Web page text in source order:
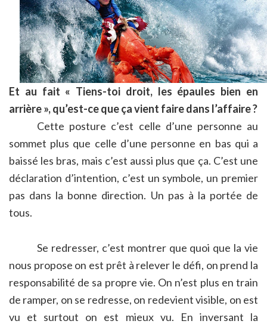
Et au fait « Tiens-toi droit, les épaules bien en
arrière », qu’est-ce que ça vient faire dans l’affaire ?
Cette posture c’est celle d’une personne au
sommet plus que celle d’une personne en bas qui a
baissé les bras, mais c’est aussi plus que ça. C’est une
déclaration d’intention, c’est un symbole, un premier
pas dans la bonne direction. Un pas à la portée de
tous.
Se redresser, c’est montrer que quoi que la vie
nous propose on est prêt à relever le défi, on prend la
responsabilité de sa propre vie. On n’est plus en train
de ramper, on se redresse, on redevient visible, on est
vu et surtout on est mieux vu. En inversant la